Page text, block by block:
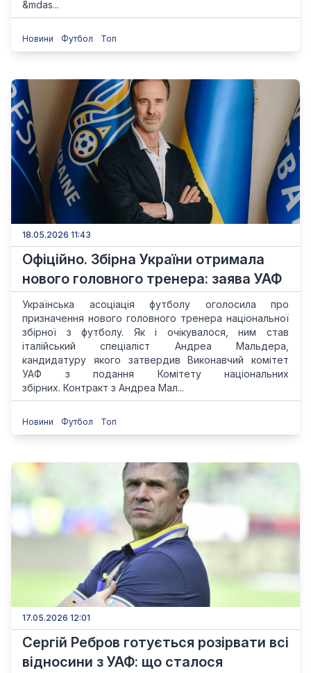
&mdas...
Новини Футбол Топ
18.05.2026 11:43
Офіційно. Збірна України отримала
нового головного тренера: заява УАФ
Українська асоціація футболу оголосила про
призначення нового головного тренера національної
збірної з футболу. Як і очікувалося, ним став
італійський спеціаліст Андреа Мальдера,
кандидатуру якого затвердив Виконавчий комітет
УАФ з подання Комітету національних
збірних. Контракт з Андреа Мал...
Новини Футбол Топ
17.05.2026 12:01
Сергій Ребров готується розірвати всі
відносини з УАФ: що сталося